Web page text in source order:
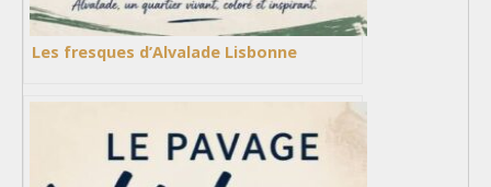
Les fresques d’Alvalade Lisbonne